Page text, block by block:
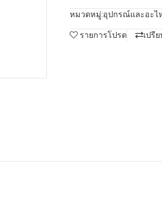
หมวดหมู่:อุปกรณ์และอะไ
รายการโปรด
เปรี